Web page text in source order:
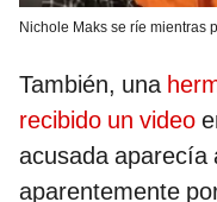
Nichole Maks se ríe mientras
También, una
recibido un video
acusada aparecía
aparentemente